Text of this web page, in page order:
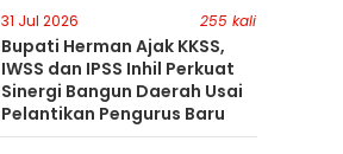
31 Jul 2026 255 kali
Bupati Herman Ajak KKSS,
IWSS dan IPSS Inhil Perkuat
Sinergi Bangun Daerah Usai
Pelantikan Pengurus Baru